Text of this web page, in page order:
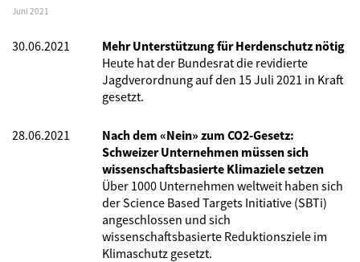
Juni 2021
30.06.2021
Mehr Unterstützung für Herdenschutz nötig
Heute hat der Bundesrat die revidierte
Jagdverordnung auf den 15 Juli 2021 in Kraft
gesetzt.
28.06.2021
Nach dem «Nein» zum CO2-Gesetz:
Schweizer Unternehmen müssen sich
wissenschaftsbasierte Klimaziele setzen
Über 1000 Unternehmen weltweit haben sich
der Science Based Targets Initiative (SBTi)
angeschlossen und sich
wissenschaftsbasierte Reduktionsziele im
Klimaschutz gesetzt.